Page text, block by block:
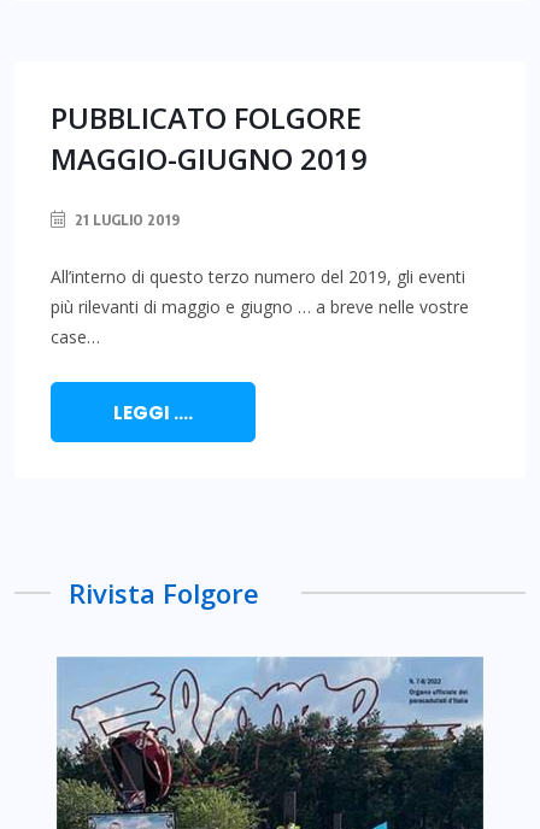
PUBBLICATO FOLGORE
MAGGIO-GIUGNO 2019
21 LUGLIO 2019
All’interno di questo terzo numero del 2019, gli eventi
più rilevanti di maggio e giugno … a breve nelle vostre
case…
LEGGI ....
Rivista Folgore